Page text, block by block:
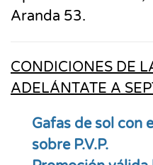
Aranda 53.
CONDICIONES DE
ADELÁNTATE A
Gafas de sol con
sobre P.V.P.